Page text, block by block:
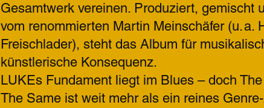
Gesamtwerk vereinen. Produziert, gemischt
vom renommierten Martin Meinschäfer (u. a.
Freischlader), steht das Album für
künstlerische Konsequenz.
LUKEs Fundament liegt im Blues – doch
The Same ist weit mehr als ein reines